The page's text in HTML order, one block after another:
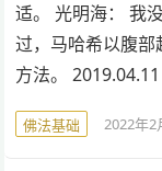
适。 光明海： 我
过，马哈希以腹
方法。
佛法基础 2022年2